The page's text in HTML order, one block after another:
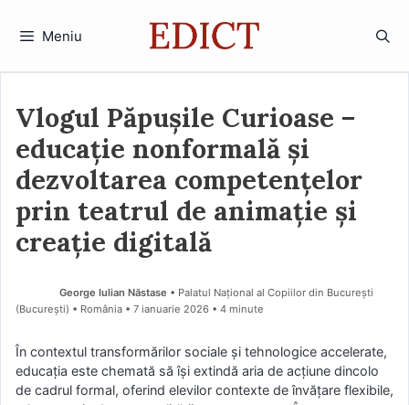
Meniu
Vlogul Păpușile Curioase –
educație nonformală și
dezvoltarea competențelor
prin teatrul de animație și
creație digitală
George Iulian Năstase • Palatul Național al Copiilor din București
(Bucureşti) • România
7 ianuarie 2026 • 4 minute
În contextul transformărilor sociale și tehnologice accelerate,
educația este chemată să își extindă aria de acțiune dincolo
de cadrul formal, oferind elevilor contexte de învățare flexibile,